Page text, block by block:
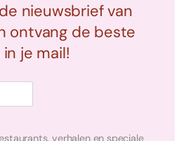
nieuwsbrief van
ontvang de beste
je mail!
verhalen en speciale